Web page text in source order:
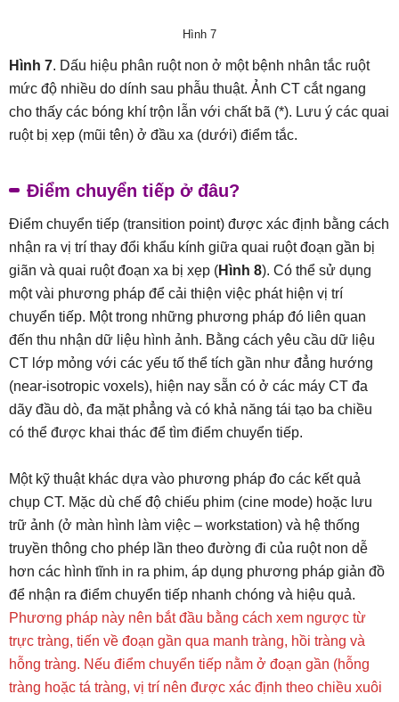
Hình 7
Hình 7. Dấu hiệu phân ruột non ở một bệnh nhân tắc ruột
mức độ nhiều do dính sau phẫu thuật. Ảnh CT cắt ngang
cho thấy các bóng khí trộn lẫn với chất bã (*). Lưu ý các quai
ruột bị xẹp (mũi tên) ở đầu xa (dưới) điểm tắc.
Điểm chuyển tiếp ở đâu?
Điểm chuyển tiếp (transition point) được xác định bằng cách
nhận ra vị trí thay đổi khẩu kính giữa quai ruột đoạn gần bị
giãn và quai ruột đoạn xa bị xẹp (Hình 8). Có thể sử dụng
một vài phương pháp để cải thiện việc phát hiện vị trí
chuyển tiếp. Một trong những phương pháp đó liên quan
đến thu nhận dữ liệu hình ảnh. Bằng cách yêu cầu dữ liệu
CT lớp mỏng với các yếu tố thể tích gần như đẳng hướng
(near-isotropic voxels), hiện nay sẵn có ở các máy CT đa
dãy đầu dò, đa mặt phẳng và có khả năng tái tạo ba chiều
có thể được khai thác để tìm điểm chuyển tiếp.
Một kỹ thuật khác dựa vào phương pháp đo các kết quả
chụp CT. Mặc dù chế độ chiếu phim (cine mode) hoặc lưu
trữ ảnh (ở màn hình làm việc – workstation) và hệ thống
truyền thông cho phép lần theo đường đi của ruột non dễ
hơn các hình tĩnh in ra phim, áp dụng phương pháp giản đồ
để nhận ra điểm chuyển tiếp nhanh chóng và hiệu quả.
Phương pháp này nên bắt đầu bằng cách xem ngược từ
trực tràng, tiến về đoạn gần qua manh tràng, hồi tràng và
hỗng tràng. Nếu điểm chuyển tiếp nằm ở đoạn gần (hỗng
tràng hoặc tá tràng, vị trí nên được xác định theo chiều xuôi